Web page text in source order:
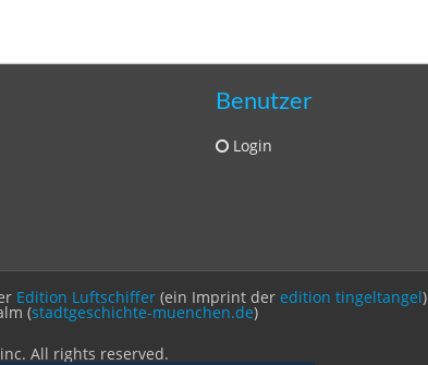
Benutzer
Login
Edition Luftschiffer (ein Imprint der edition tingeltangel)
(stadtgeschichte-muenchen.de)
All rights reserved.